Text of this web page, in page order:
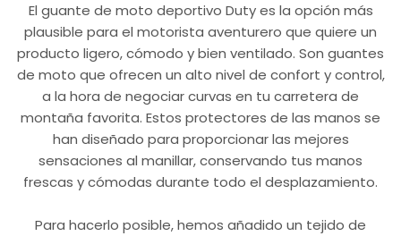
El guante de moto deportivo Duty es la opción más
plausible para el motorista aventurero que quiere un
producto ligero, cómodo y bien ventilado. Son guantes
de moto que ofrecen un alto nivel de confort y control,
a la hora de negociar curvas en tu carretera de
montaña favorita. Estos protectores de las manos se
han diseñado para proporcionar las mejores
sensaciones al manillar, conservando tus manos
frescas y cómodas durante todo el desplazamiento.
Para hacerlo posible, hemos añadido un tejido de